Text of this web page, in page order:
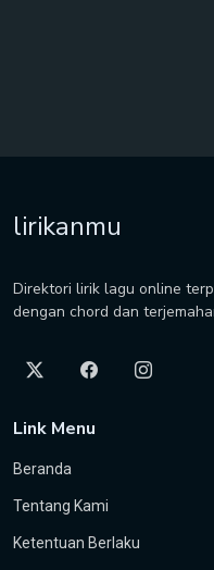
lirikanmu
Direktori lirik lagu online
dengan chord dan
Link Menu
Beranda
Tentang Kami
Ketentuan Berlaku